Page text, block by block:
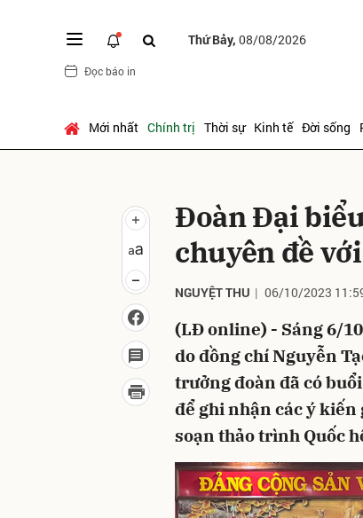
Thứ Bảy, 08/08/2026
Đọc báo in
Mới nhất Chính trị Thời sự Kinh tế Đời sống
Đoàn Đại
chuyên đề
NGUYỆT THU 06/10/2023
(LĐ online) - Sáng 6/
do đồng chí Nguyễn
trưởng đoàn đã có
để ghi nhận các ý kiến
soạn thảo trình Quốc